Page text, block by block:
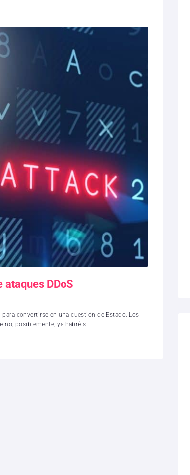
ataques DDoS
convertirse en una cuestión de Estado. Los
posiblemente, ya habréis...